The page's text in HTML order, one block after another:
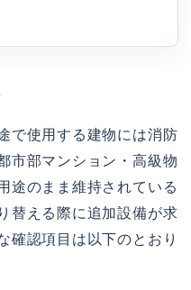
で使用する建物には消防
市部マンション・高級物
途のまま維持されている
替える際に追加設備が求
確認項目は以下のとおり